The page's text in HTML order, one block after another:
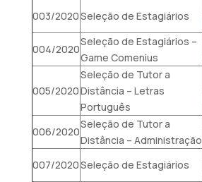
003/2020Seleção de Estagiários
004/2020
Seleção de Estagiários –
Game Comenius
005/2020
Seleção de Tutor a
Distância – Letras
Português
006/2020
Seleção de Tutor a
Distância – Administração
007/2020Seleção de Estagiários